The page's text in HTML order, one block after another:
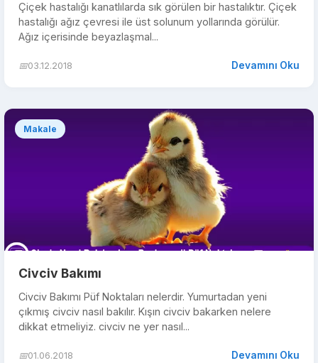
Çiçek hastalığı kanatlılarda sık görülen bir hastalıktır. Çiçek
hastalığı ağız çevresi ile üst solunum yollarında görülür.
Ağız içerisinde beyazlaşmal...
📅03.12.2018 Devamını Oku
Makale
Civciv Bakımı
Civciv Bakımı Püf Noktaları nelerdir. Yumurtadan yeni
çıkmış civciv nasıl bakılır. Kışın civciv bakarken nelere
dikkat etmeliyiz. civciv ne yer nasıl...
📅01.06.2018 Devamını Oku